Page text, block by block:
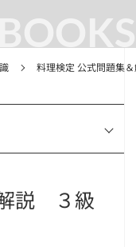
BOOKS
料理検定 公式問題集
説 ３級